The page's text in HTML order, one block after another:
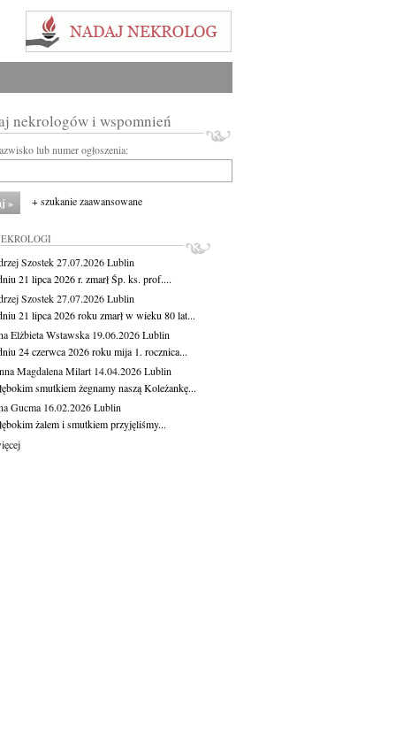
nekrologów i wspomnień
lub numer ogłoszenia:
+ szukanie zaawansowane
Szostek27.07.2026Lublin
21 lipca 2026 r. zmarł Śp. ks. prof....
Szostek27.07.2026Lublin
21 lipca 2026 roku zmarł w wieku 80 lat...
Elżbieta Wstawska 19.06.2026Lublin
24 czerwca 2026 roku mija 1. rocznica...
Magdalena Milart 14.04.2026Lublin
smutkiem żegnamy naszą Koleżankę...
Gucma 16.02.2026Lublin
żalem i smutkiem przyjęliśmy...